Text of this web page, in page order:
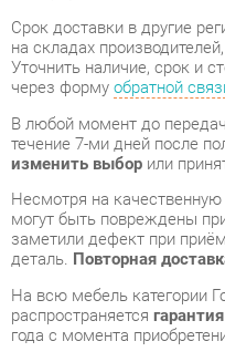
В любой момент до
течение 7-ми дней после
изменить выборили
Несмотря на качественную
могут быть повреждены при
заметили дефект при
деталь.Повторная доставка
На всю мебель категории
распространяетсягарантия
года с момента
производстваАльтерна,
государственному стандарту.